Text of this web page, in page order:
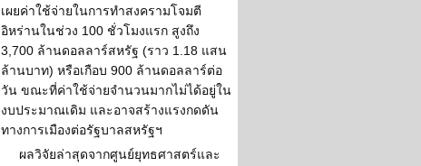
เผยค่าใช้จ่ายในการทำสงครามโจมตี
อิหร่านในช่วง 100 ชั่วโมงแรก สูงถึง
3,700 ล้านดอลลาร์สหรัฐ (ราว 1.18 แสน
ล้านบาท) หรือเกือบ 900 ล้านดอลลาร์ต่อ
วัน ขณะที่ค่าใช้จ่ายจำนวนมากไม่ได้อยู่ใน
งบประมาณเดิม และอาจสร้างแรงกดดัน
ทางการเมืองต่อรัฐบาลสหรัฐฯ
ผลวิจัยล่าสุดจากศูนย์ยุทธศาสตร์และ